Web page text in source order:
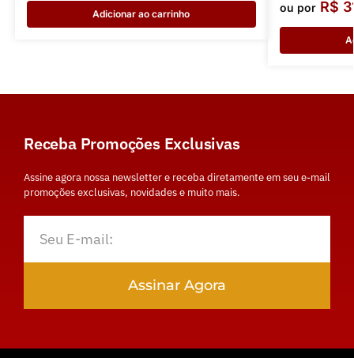
Adicionar ao carrinho ou por R$
Receba Promoções Exclusivas
Assine agora nossa newsletter e receba diretamente em seu e-mail
promoções exclusivas, novidades e muito mais.
Assinar Agora